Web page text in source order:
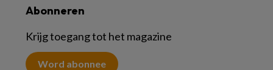
Abonneren
Krijg toegang tot het magazine
Word abonnee